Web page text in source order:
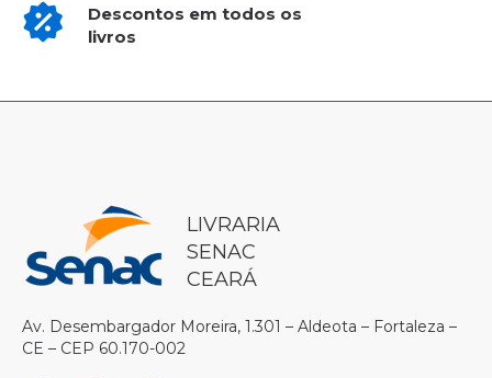
Descontos em todos os
livros
LIVRARIA
SENAC
CEARÁ
Av. Desembargador Moreira, 1.301 – Aldeota – Fortaleza –
CE – CEP 60.170-002